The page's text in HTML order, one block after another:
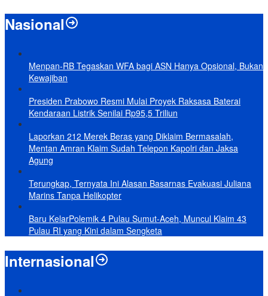
Nasional
Menpan-RB Tegaskan WFA bagi ASN Hanya Opsional, Bukan
Kewajiban
Presiden Prabowo Resmi Mulai Proyek Raksasa Baterai
Kendaraan Listrik Senilai Rp95,5 Triliun
Laporkan 212 Merek Beras yang Diklaim Bermasalah,
Mentan Amran Klaim Sudah Telepon Kapolri dan Jaksa
Agung
Terungkap, Ternyata Ini Alasan Basarnas Evakuasi Juliana
Marins Tanpa Helikopter
Baru KelarPolemik 4 Pulau Sumut-Aceh, Muncul Klaim 43
Pulau RI yang Kini dalam Sengketa
Internasional